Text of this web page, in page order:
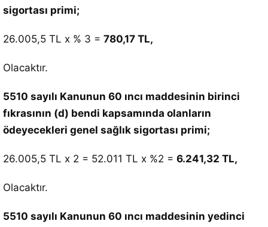
sigortası primi;
26.005,5 TL x % 3 = 780,17 TL,
Olacaktır.
5510 sayılı Kanunun 60 ıncı maddesinin birinci
fıkrasının (d) bendi kapsamında olanların
ödeyecekleri genel sağlık sigortası primi;
26.005,5 TL x 2 = 52.011 TL x %2 = 6.241,32 TL,
Olacaktır.
5510 sayılı Kanunun 60 ıncı maddesinin yedinci